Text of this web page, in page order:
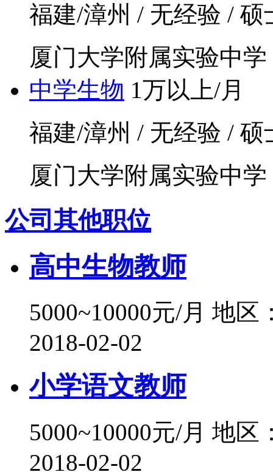
福建/漳州 / 无经验 / 硕
厦门大学附属实验中学
中学生物 1万以上/月
福建/漳州 / 无经验 / 硕
厦门大学附属实验中学
公司其他职位
高中生物教师
5000~10000元/月 地区
2018-02-02
小学语文教师
5000~10000元/月 地区
2018-02-02